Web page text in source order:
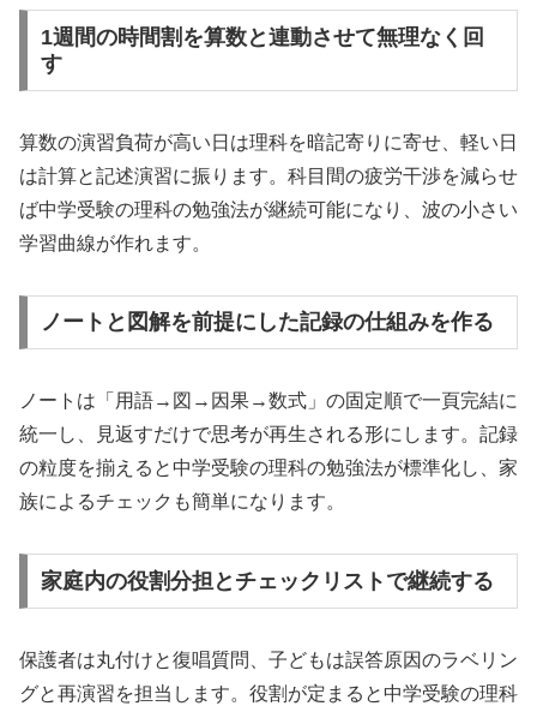
1週間の時間割を算数と連動させて無理なく回
す
算数の演習負荷が高い日は理科を暗記寄りに寄せ、軽い日
は計算と記述演習に振ります。科目間の疲労干渉を減らせ
ば中学受験の理科の勉強法が継続可能になり、波の小さい
学習曲線が作れます。
ノートと図解を前提にした記録の仕組みを作る
ノートは「用語→図→因果→数式」の固定順で一頁完結に
統一し、見返すだけで思考が再生される形にします。記録
の粒度を揃えると中学受験の理科の勉強法が標準化し、家
族によるチェックも簡単になります。
家庭内の役割分担とチェックリストで継続する
保護者は丸付けと復唱質問、子どもは誤答原因のラベリン
グと再演習を担当します。役割が定まると中学受験の理科